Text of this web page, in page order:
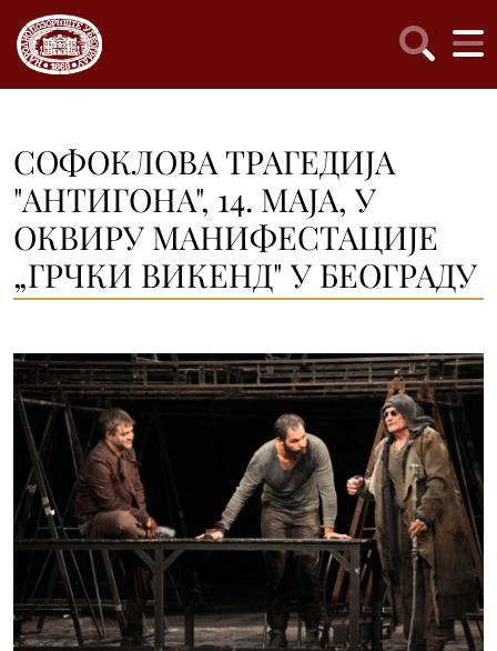
СОФОКЛОВА ТРАГЕДИЈА
"АНТИГОНА", 14. МАЈА, У
ОКВИРУ МАНИФЕСТАЦИЈЕ
„ГРЧКИ ВИКЕНД" У БЕОГРАДУ